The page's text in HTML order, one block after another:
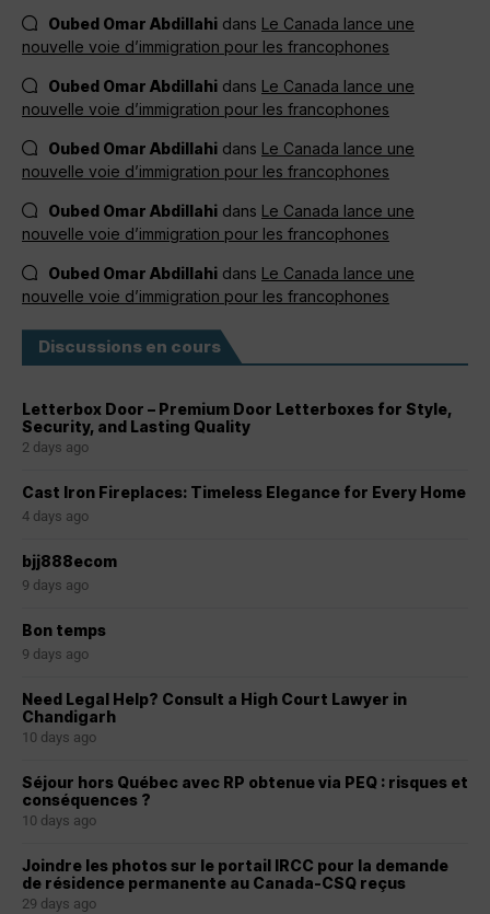
Oubed Omar Abdillahi dans Le Canada lance une
nouvelle voie d’immigration pour les francophones
Oubed Omar Abdillahi dans Le Canada lance une
nouvelle voie d’immigration pour les francophones
Oubed Omar Abdillahi dans Le Canada lance une
nouvelle voie d’immigration pour les francophones
Oubed Omar Abdillahi dans Le Canada lance une
nouvelle voie d’immigration pour les francophones
Oubed Omar Abdillahi dans Le Canada lance une
nouvelle voie d’immigration pour les francophones
Discussions en cours
Letterbox Door – Premium Door Letterboxes for Style,
Security, and Lasting Quality
2 days ago
Cast Iron Fireplaces: Timeless Elegance for Every Home
4 days ago
bjj888ecom
9 days ago
Bon temps
9 days ago
Need Legal Help? Consult a High Court Lawyer in
Chandigarh
10 days ago
Séjour hors Québec avec RP obtenue via PEQ : risques et
conséquences ?
10 days ago
Joindre les photos sur le portail IRCC pour la demande
de résidence permanente au Canada-CSQ reçus
29 days ago